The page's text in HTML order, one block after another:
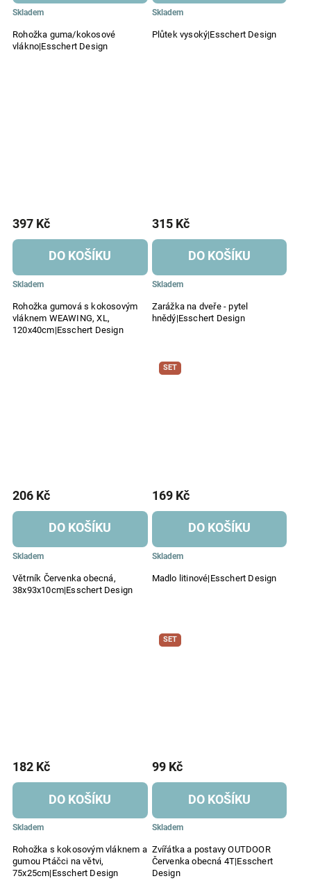
Rohožka guma/kokosové
vlákno|Esschert Design
Skladem
Plůtek vysoký|Esschert Design
Skladem
Rohožka gumová s kokosovým
vláknem WEAWING, XL,
120x40cm|Esschert Design
Skladem
397 Kč
DO KOŠÍKU
Zarážka na dveře - pytel
hnědý|Esschert Design
Skladem
315 Kč
DO KOŠÍKU
Větrník Červenka obecná,
38x93x10cm|Esschert Design
Skladem
206 Kč
DO KOŠÍKU
SET
Madlo litinové|Esschert Design
Skladem
169 Kč
DO KOŠÍKU
Rohožka s kokosovým vláknem a
gumou Ptáčci na větvi,
75x25cm|Esschert Design
Skladem
182 Kč
DO KOŠÍKU
SET
Zvířátka a postavy OUTDOOR
Červenka obecná 4T|Esschert
Design
Skladem
99 Kč
DO KOŠÍKU